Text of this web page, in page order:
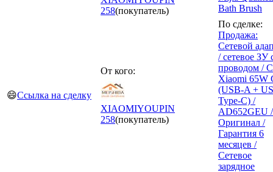
258(покупатель)
Bath Brush
😄Ссылка на сделку
От кого:
XIAOMIYOUPIN
258(покупатель)
По сделке:
Продажа:
Сетевой
/ сетевое ЗУ
проводом /
Xiaomi 65W
(USB-A +
Type-C) /
AD652GEU /
Оригинал /
Гарантия 6
месяцев /
Сетевое
зарядное